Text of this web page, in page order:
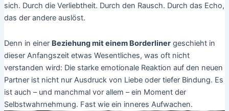
sich. Durch die Verliebtheit. Durch den Rausch. Durch das Echo,
das der andere auslöst.
Denn in einer Beziehung mit einem Borderlinergeschieht in
dieser Anfangszeit etwas Wesentliches, was oft nicht
verstanden wird: Die starke emotionale Reaktion auf den neuen
Partner ist nicht nur Ausdruck von Liebe oder tiefer Bindung. Es
ist auch – und manchmal vor allem – ein Moment der
Selbstwahrnehmung. Fast wie ein inneres Aufwachen.